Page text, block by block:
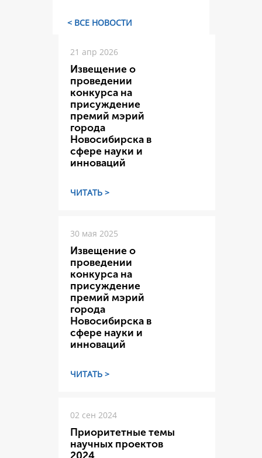
< ВСЕ НОВОСТИ
21 апр 2026
Извещение о
проведении
конкурса на
присуждение
премий мэрий
города
Новосибирска в
сфере науки и
инноваций
ЧИТАТЬ >
30 мая 2025
Извещение о
проведении
конкурса на
присуждение
премий мэрий
города
Новосибирска в
сфере науки и
инноваций
ЧИТАТЬ >
02 сен 2024
Приоритетные темы
научных проектов